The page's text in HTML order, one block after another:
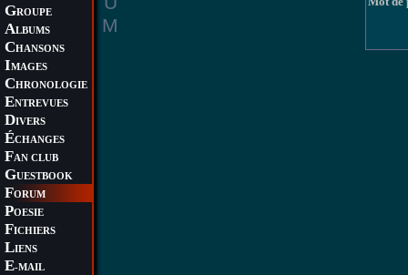
GROUPE
ALBUMS
CHANSONS
IMAGES
CHRONOLOGIE
ENTREVUES
DIVERS
ÉCHANGES
FAN CLUB
GUESTBOOK
FORUM
POESIE
FICHIERS
LIENS
E-MAIL
M